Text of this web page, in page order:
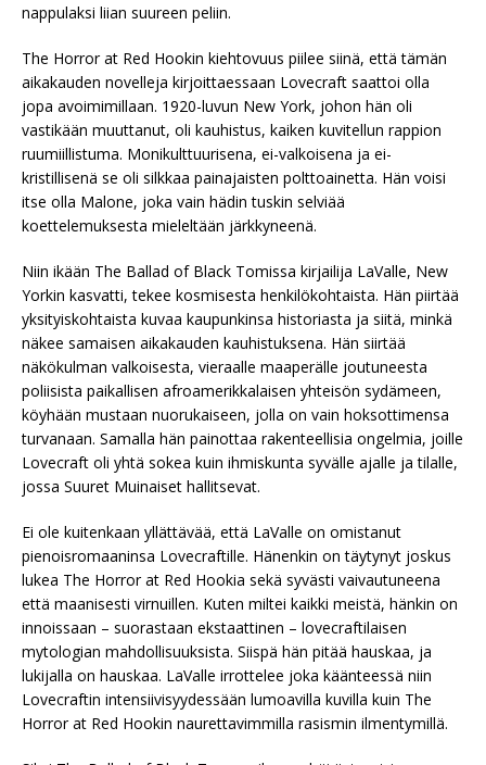
nappulaksi liian suureen peliin.
The Horror at Red Hookin kiehtovuus piilee siinä, että tämän
aikakauden novelleja kirjoittaessaan Lovecraft saattoi olla
jopa avoimimillaan. 1920-luvun New York, johon hän oli
vastikään muuttanut, oli kauhistus, kaiken kuvitellun rappion
ruumiillistuma. Monikulttuurisena, ei-valkoisena ja ei-
kristillisenä se oli silkkaa painajaisten polttoainetta. Hän voisi
itse olla Malone, joka vain hädin tuskin selviää
koettelemuksesta mieleltään järkkyneenä.
Niin ikään The Ballad of Black Tomissa kirjailija LaValle, New
Yorkin kasvatti, tekee kosmisesta henkilökohtaista. Hän piirtää
yksityiskohtaista kuvaa kaupunkinsa historiasta ja siitä, minkä
näkee samaisen aikakauden kauhistuksena. Hän siirtää
näkökulman valkoisesta, vieraalle maaperälle joutuneesta
poliisista paikallisen afroamerikkalaisen yhteisön sydämeen,
köyhään mustaan nuorukaiseen, jolla on vain hoksottimensa
turvanaan. Samalla hän painottaa rakenteellisia ongelmia, joille
Lovecraft oli yhtä sokea kuin ihmiskunta syvälle ajalle ja tilalle,
jossa Suuret Muinaiset hallitsevat.
Ei ole kuitenkaan yllättävää, että LaValle on omistanut
pienoisromaaninsa Lovecraftille. Hänenkin on täytynyt joskus
lukea The Horror at Red Hookia sekä syvästi vaivautuneena
että maanisesti virnuillen. Kuten miltei kaikki meistä, hänkin on
innoissaan – suorastaan ekstaattinen – lovecraftilaisen
mytologian mahdollisuuksista. Siispä hän pitää hauskaa, ja
lukijalla on hauskaa. LaValle irrottelee joka käänteessä niin
Lovecraftin intensiivisyydessään lumoavilla kuvilla kuin The
Horror at Red Hookin naurettavimmilla rasismin ilmentymillä.